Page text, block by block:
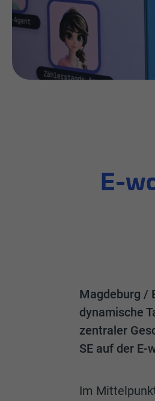
E-
Magdeburg /
dynamische
zentraler
SE auf der
Im